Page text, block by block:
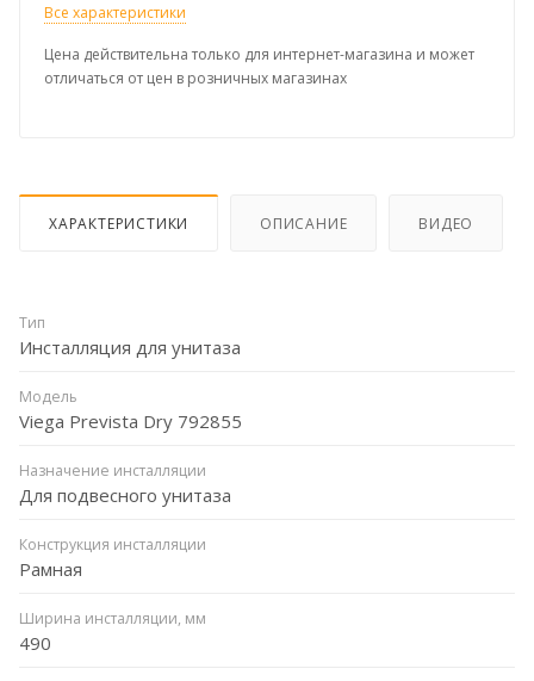
Все характеристики
Цена действительна только для интернет-магазина и может
отличаться от цен в розничных магазинах
ХАРАКТЕРИСТИКИ ОПИСАНИЕ ВИДЕО
Тип
Инсталляция для унитаза
Модель
Viega Prevista Dry 792855
Назначение инсталляции
Для подвесного унитаза
Конструкция инсталляции
Рамная
Ширина инсталляции, мм
490